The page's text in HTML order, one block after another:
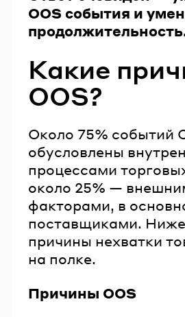
OOS события и
Какие
ООS?
Около 75% событий
обусловлены
процессами
около 25% —
факторами, в
поставщиками.
причины нехватки
на полке.
Причины OOS